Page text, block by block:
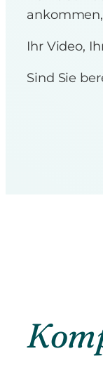
Ihr Video,
Sind Sie